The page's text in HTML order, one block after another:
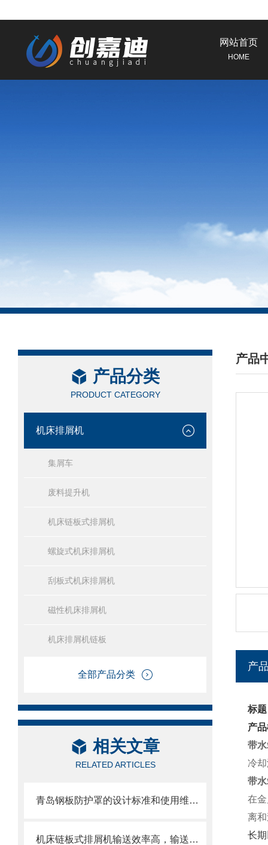
网站首页
HOME
产品分类
PRODUCT CATEGORY
机床排屑机
集屑车
废料提升机
机床链板式排屑机
螺旋式机床排屑机
刮板式机床排屑机
磁性机床排屑机
机床排屑机链板
全部产品分类
相关文章
RELATED ARTICLES
青岛钢板防护罩的设计标准和使用维护方式
机床链板式排屑机输送效率高，输送速度选择范围大
产品
/
产
标
产
带
冷
带
在
离
长